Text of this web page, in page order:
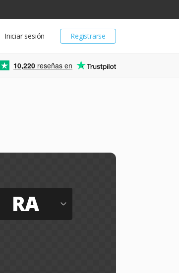
Registrarse
Iniciar sesión
10,220 reseñas en
RA